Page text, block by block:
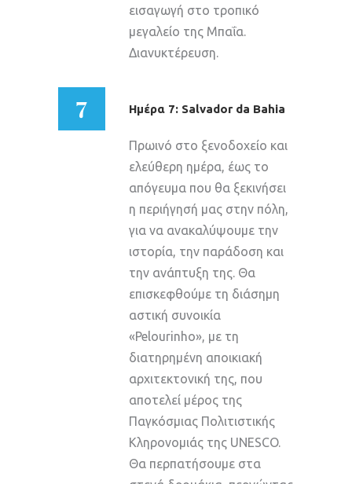
εισαγωγή στο τροπικό
μεγαλείο της Μπαΐα.
Διανυκτέρευση.
7 Ημέρα 7: Salvador da Bahia
Πρωινό στο ξενοδοχείο και
ελεύθερη ημέρα, έως το
απόγευμα που θα ξεκινήσει
η περιήγησή μας στην πόλη,
για να ανακαλύψουμε την
ιστορία, την παράδοση και
την ανάπτυξη της. Θα
επισκεφθούμε τη διάσημη
αστική συνοικία
«Pelourinho», με τη
διατηρημένη αποικιακή
αρχιτεκτονική της, που
αποτελεί μέρος της
Παγκόσμιας Πολιτιστικής
Κληρονομιάς της UNESCO.
Θα περπατήσουμε στα